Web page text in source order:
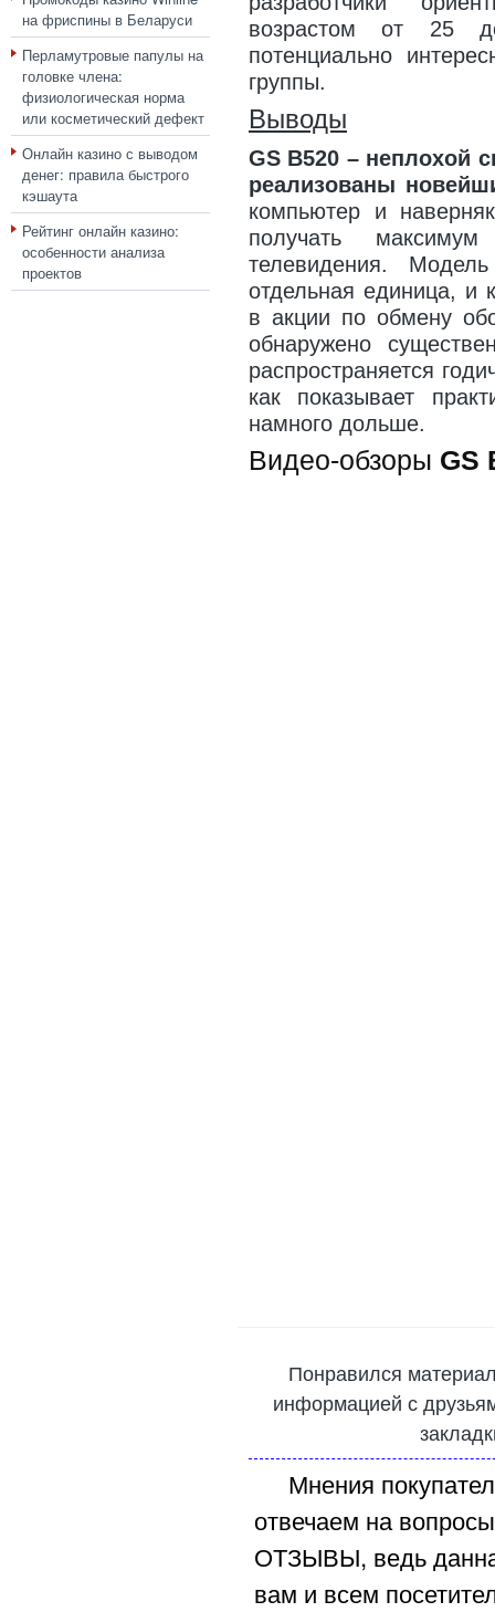
на фриспины в Беларуси
Перламутровые папулы на
головке члена:
физиологическая норма
или косметический дефект
Онлайн казино с выводом
денег: правила быстрого
кэшаута
Рейтинг онлайн казино:
особенности анализа
проектов
возрастом от 25
потенциально
группы.
Выводы
GS B520 – неплохой
реализованы
компьютер и
получать
телевидения.
отдельная единица, и
в акции по обмену
обнаружено
распространяется
как показывает
намного дольше.
Видео-обзоры GS
Понравился
информацией с
Мнения
отвечаем на
ОТЗЫВЫ, ведь
вам и всем